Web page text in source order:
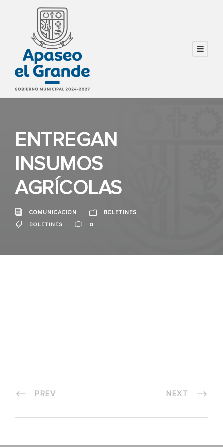
ENTREGAN
INSUMOS
AGRÍCOLAS
COMUNICACION BOLETINES
BOLETINES 0
PREV NEXT